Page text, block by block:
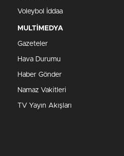
Voleybol İddaa
MULTİMEDYA
Gazeteler
Hava Durumu
Haber Gönder
Namaz Vakitleri
TV Yayın Akışları